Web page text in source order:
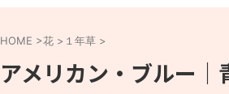
HOME >花 > １年草 >
アメリカン・ブルー｜